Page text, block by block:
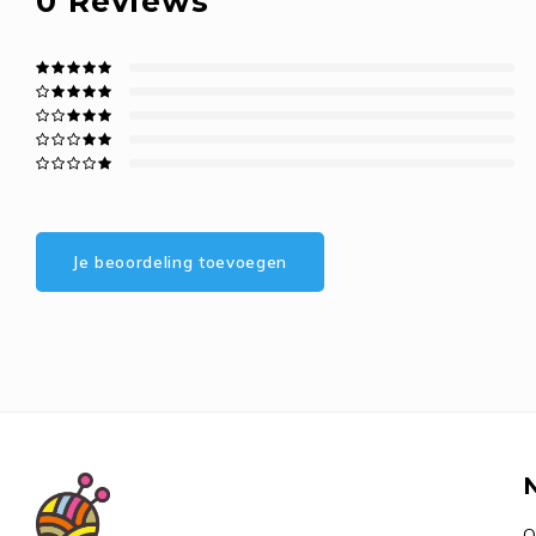
Je beoordeling toevoegen